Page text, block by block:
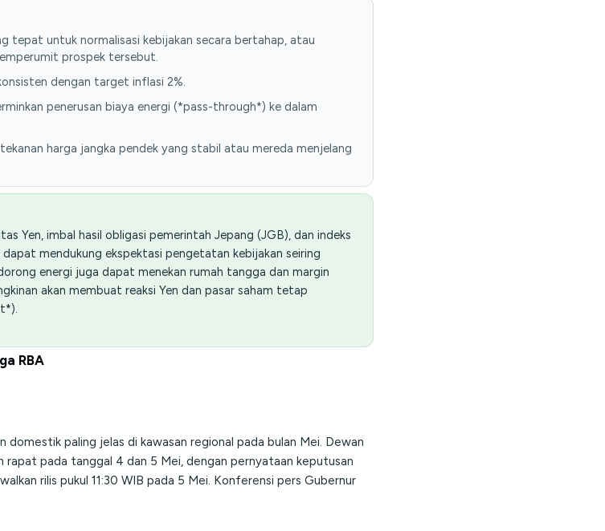
tepat untuk normalisasi kebijakan secara bertahap, atau
prospek tersebut.
dengan target inflasi 2%.
penerusan biaya energi (*pass-through*) ke dalam
harga jangka pendek yang stabil atau mereda menjelang
Yen, imbal hasil obligasi pemerintah Jepang (JGB), dan indeks
mendukung ekspektasi pengetatan kebijakan seiring
energi juga dapat menekan rumah tangga dan margin
akan membuat reaksi Yen dan pasar saham tetap
RBA
domestik paling jelas di kawasan regional pada bulan Mei. Dewan
rapat pada tanggal 4 dan 5 Mei, dengan pernyataan keputusan
rilis pukul 11:30 WIB pada 5 Mei. Konferensi pers Gubernur